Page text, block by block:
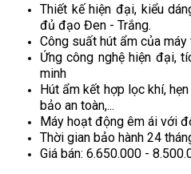
Thiết kế hiện đại, kiểu
đủ đạo Đen - Trắng.
Công suất hút ẩm của
Ứng công nghệ hiện đại,
minh
Hút ẩm kết hợp lọc khí,
bảo an toàn,...
Máy hoạt động êm ái với
Thời gian bảo hành 24
Giá bán: 6.650.000 -